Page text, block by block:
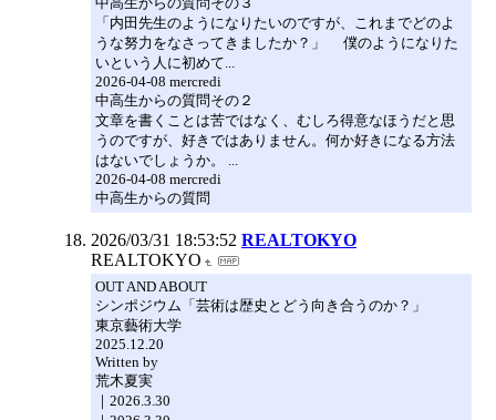
「内田先生のようになりたいのですが、これまでどのよ
うな努力をなさってきましたか？」 僕のようになりた
いという人に初めて...
2026-04-08 mercredi
中高生からの質問その２
文章を書くことは苦ではなく、むしろ得意なほうだと思
うのですが、好きではありません。何か好きになる方法
はないでしょうか。 ...
2026-04-08 mercredi
中高生からの質問
2026/03/31 18:53:52 REALTOKYO
REALTOKYO
OUT AND ABOUT
シンポジウム「芸術は歴史とどう向き合うのか？」
東京藝術大学
2025.12.20
Written by
荒木夏実
｜2026.3.30